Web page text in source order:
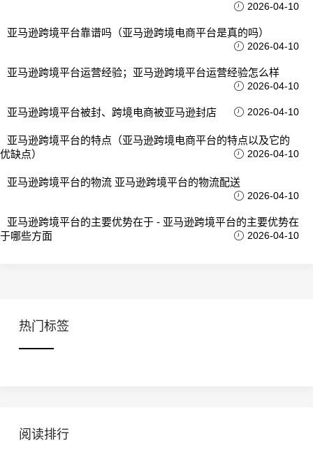
2026-04-10
亚马逊跨境平台靠谱吗（亚马逊跨境电商平台是真的吗）
2026-04-10
亚马逊跨境平台运营经验；亚马逊跨境平台运营经验怎么样
2026-04-10
亚马逊跨境平台被封、跨境电商被亚马逊封店 2026-04-10
亚马逊跨境平台的特点（亚马逊跨境电商平台的特点以及它的
优缺点）
2026-04-10
亚马逊跨境平台的物流 亚马逊跨境平台的物流配送
2026-04-10
亚马逊跨境平台的主要优势在于 - 亚马逊跨境平台的主要优势在
于哪些方面
2026-04-10
热门标签
阅读排行